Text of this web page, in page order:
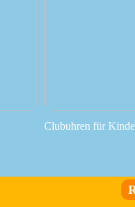
Clubuhren für